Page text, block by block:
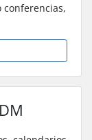
conferencias,